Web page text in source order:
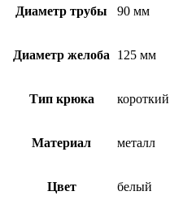
Диаметр трубы 90 мм
Диаметр желоба 125 мм
Тип крюка короткий
Материал металл
Цвет белый